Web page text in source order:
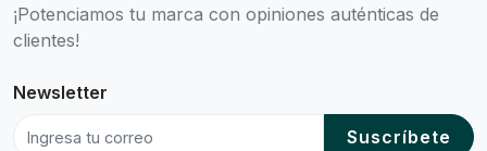
¡Potenciamos tu marca con opiniones auténticas de
clientes!
Newsletter
Suscríbete